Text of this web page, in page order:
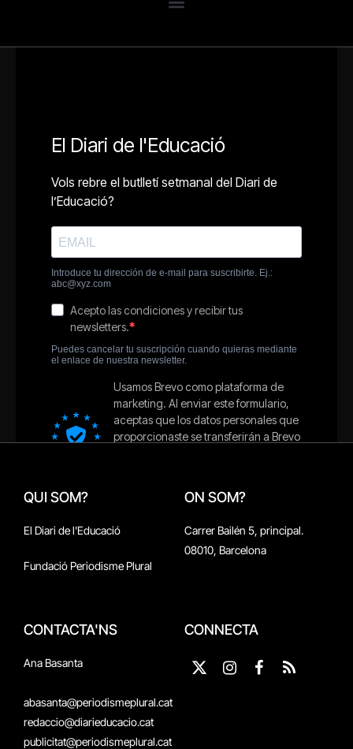
QUI SOM?
El Diari de l'Educació
Fundació Periodisme Plural
ON SOM?
Carrer Bailén 5, principal.
08010, Barcelona
CONTACTA'NS
Ana Basanta
abasanta@periodismeplural.cat
redaccio@diarieducacio.cat
publicitat@periodismeplural.cat
CONNECTA
X
InstagramFacebook
RSS